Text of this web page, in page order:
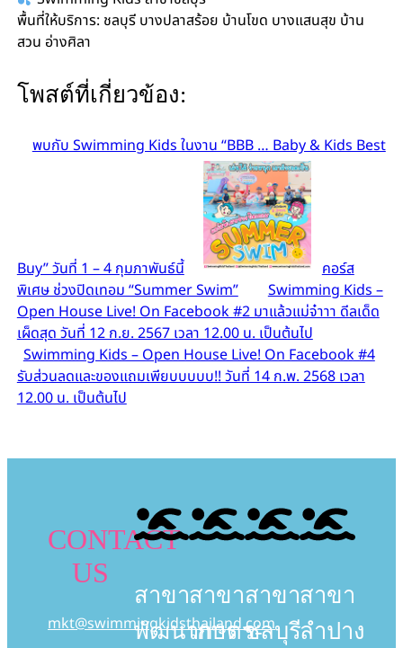
พื้นที่ให้บริการ: ชลบุรี บางปลาสร้อย บ้านโขด บางแสนสุข บ้าน
สวน อ่างศิลา
โพสต์ที่เกี่ยวข้อง:
พบกับ Swimming Kids ในงาน “BBB … Baby & Kids Best
Buy” วันที่ 1 – 4 กุมภาพันธ์นี้
คอร์ส
พิเศษ ช่วงปิดเทอม “Summer Swim”
Swimming Kids –
Open House Live! On Facebook #2 มาแล้วแม่จ๋าาา ดีลเด็ด
เผ็ดสุด วันที่ 12 ก.ย. 2567 เวลา 12.00 น. เป็นต้นไป
Swimming Kids – Open House Live! On Facebook #4
รับส่วนลดและของแถมเพียบบบบบ!! วันที่ 14 ก.พ. 2568 เวลา
12.00 น. เป็นต้นไป
CONTACT
US
mkt@swimmingkidsthailand.com
สาขา
พัฒนาการ
สาขา
เกษตร-
สาขา
ชลบุรี
สาขา
ลำปาง